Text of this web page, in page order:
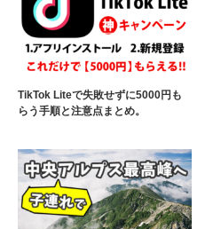
TikTok Liteで失敗せずに5000円も
らう手順と注意点まとめ。